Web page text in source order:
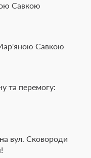
Савкою
Савкою
та перемогу:
вул. Сковороди